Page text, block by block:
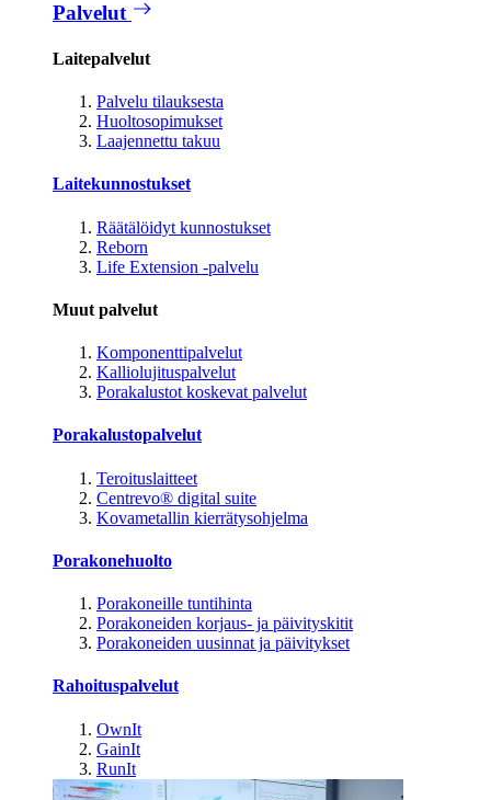
Palvelut
Laitepalvelut
Palvelu tilauksesta
Huoltosopimukset
Laajennettu takuu
Laitekunnostukset
Räätälöidyt kunnostukset
Reborn
Life Extension -palvelu
Muut palvelut
Komponenttipalvelut
Kalliolujituspalvelut
Porakalustot koskevat palvelut
Porakalustopalvelut
Teroituslaitteet
Centrevo® digital suite
Kovametallin kierrätysohjelma
Porakonehuolto
Porakoneille tuntihinta
Porakoneiden korjaus- ja päivityskitit
Porakoneiden uusinnat ja päivitykset
Rahoituspalvelut
OwnIt
GainIt
RunIt